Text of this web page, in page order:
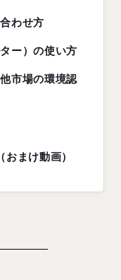
わせ方
ー）の使い方
市場の環境認
まけ動画）